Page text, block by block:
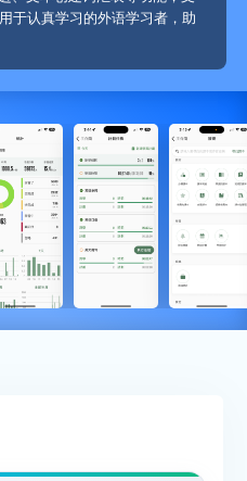
于认真学习的外语学习者，助